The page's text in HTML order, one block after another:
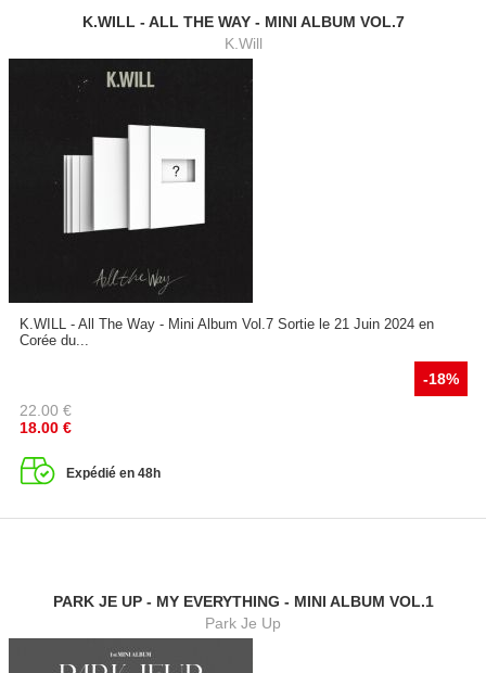
K.WILL - ALL THE WAY - MINI ALBUM VOL.7
K.Will
K.WILL - All The Way - Mini Album Vol.7 Sortie le 21 Juin 2024 en
Corée du...
-18%
22.00 €
18.00 €
Expédié en 48h
PARK JE UP - MY EVERYTHING - MINI ALBUM VOL.1
Park Je Up